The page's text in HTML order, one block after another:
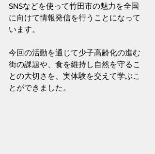
SNSなどを使って竹田市の魅力を全国
に向けて情報発信を行うことになって
います。
今回の活動を通じて少子高齢化の進む
街の課題や、食を維持し自然を守るこ
との大切さを、実体験を交えて学ぶこ
とができました。